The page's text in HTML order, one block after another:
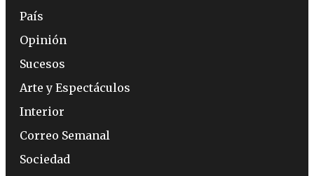
País
Opinión
Sucesos
Arte y Espectáculos
Interior
Correo Semanal
Sociedad